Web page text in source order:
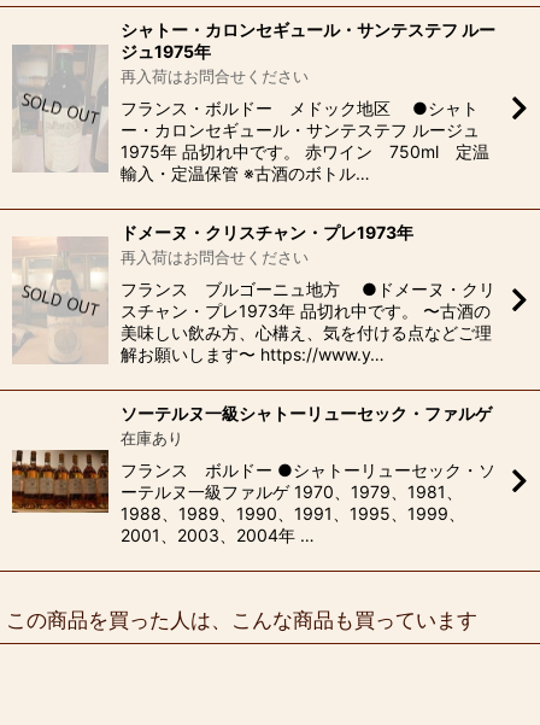
シャトー・カロンセギュール・サンテステフ ルー
ジュ1975年
再入荷はお問合せください
フランス・ボルドー メドック地区 ●シャト
ー・カロンセギュール・サンテステフ ルージュ
1975年 品切れ中です。 赤ワイン 750ml 定温
輸入・定温保管 ※古酒のボトル…
ドメーヌ・クリスチャン・プレ1973年
再入荷はお問合せください
フランス ブルゴーニュ地方 ●ドメーヌ・クリ
スチャン・プレ1973年 品切れ中です。 〜古酒の
美味しい飲み方、心構え、気を付ける点などご理
解お願いします〜 https://www.y…
ソーテルヌ一級シャトーリューセック・ファルゲ
在庫あり
フランス ボルドー ●シャトーリューセック・ソ
ーテルヌ一級ファルゲ 1970、1979、1981、
1988、1989、1990、1991、1995、1999、
2001、2003、2004年 …
この商品を買った人は、こんな商品も買っています